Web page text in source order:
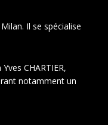
Il se spécialise
CHARTIER,
notamment un